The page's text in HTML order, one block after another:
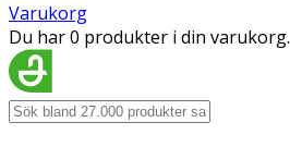
Varukorg
Du har 0 produkter i din varukorg.